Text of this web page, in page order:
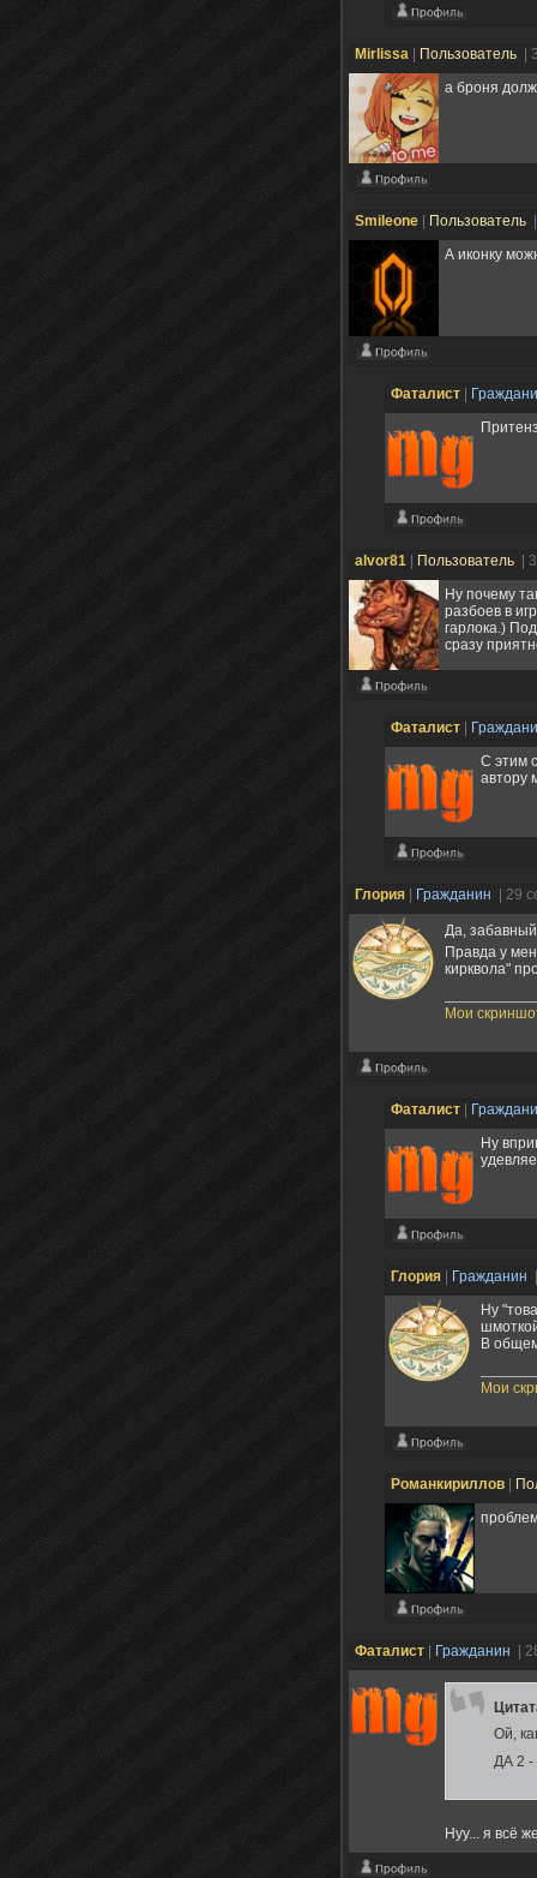
Mirlissa Пользователь
|
а броня
Smileone Пользователь
А иконку
Фаталист
alvor81 Пользователь
|
Ну почему
разбоев в
гарлока.)
сразу
Фаталист
С этим
автору
Глория Гражданин | 29
Да,
Правда у
кирквола"
Мои
Фаталист
Ну
Глория Гражданин
Ну
В
Мои
Романкириллов
Фаталист Гражданин |
Ой,
ДА 2 -
Нуу... я всё